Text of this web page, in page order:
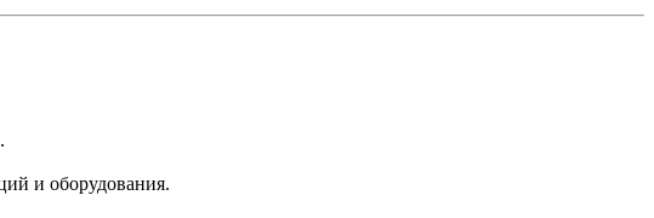
и оборудования.